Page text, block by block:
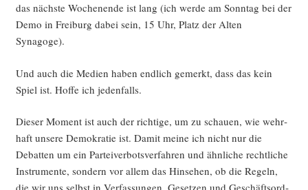
das nächs­te Wochen­en­de ist lang (ich wer­de am Sonn­tag bei der
Demo in Frei­burg dabei sein, 15 Uhr, Platz der Alten
Synagoge).
Und auch die Medi­en haben end­lich gemerkt, dass das kein
Spiel ist. Hof­fe ich jedenfalls.
Die­ser Moment ist auch der rich­ti­ge, um zu schau­en, wie wehr­
haft unse­re Demo­kra­tie ist. Damit mei­ne ich nicht nur die
Debat­ten um ein Par­tei­ver­bots­ver­fah­ren und ähn­li­che recht­li­che
Instru­men­te, son­dern vor allem das Hin­se­hen, ob die Regeln,